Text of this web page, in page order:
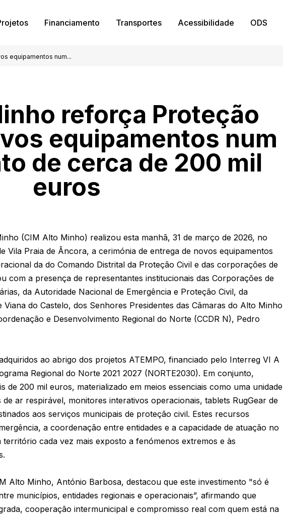
Financiamento Transportes Acessibilidade ODS
equipamentos num...
reforça Proteção
equipamentos num
de cerca de 200 mil
euros
(CIM Alto Minho) realizou esta manhã, 31 de março de 2026, no
Vila Praia de Âncora, a cerimónia de entrega de novos equipamentos
da do Comando Distrital da Proteção Civil e das corporações de
com a presença de representantes institucionais das Corporações de
da Autoridade Nacional de Emergência e Proteção Civil, da
do Castelo, dos Senhores Presidentes das Câmaras do Alto Minho
e Desenvolvimento Regional do Norte (CCDR N), Pedro
ao abrigo dos projetos ATEMPO, financiado pelo Interreg VI A
Regional do Norte 2021 2027 (NORTE2030). Em conjunto,
de 200 mil euros, materializado em meios essenciais como uma unidade
ar respirável, monitores interativos operacionais, tablets RugGear de
aos serviços municipais de proteção civil. Estes recursos
a coordenação entre entidades e a capacidade de atuação no
cada vez mais exposto a fenómenos extremos e às
Alto Minho, António Barbosa, destacou que este investimento "só é
municípios, entidades regionais e operacionais”, afirmando que
cooperação intermunicipal e compromisso real com quem está na